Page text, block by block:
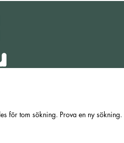
för tom sökning. Prova en ny sökning.